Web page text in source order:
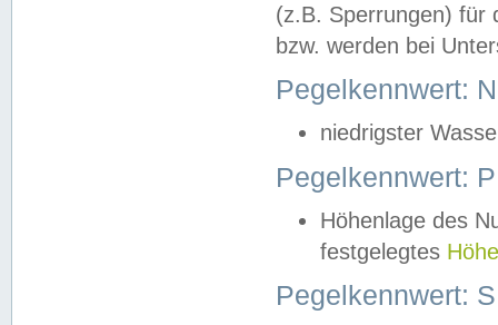
(z.B. Sperrungen) für
bzw. werden bei
Pegelkennwert:
niedrigster
Pegelkennwert:
Höhenlage des
festgelegtes
Pegelkennwert: